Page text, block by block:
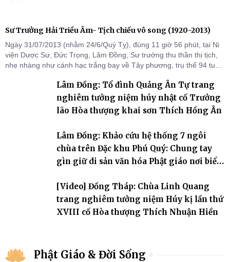
Sư Trưởng Hải Triều Âm- Tịch chiếu vô song (1920-2013)
Ngày 31/07/2013 (nhằm 24/6/Quý Tỵ), đúng 11 giờ 56 phút, tại Ni
viện Dược Sư, Đức Trọng, Lâm Đồng, Sư trưởng thu thần thị tịch,
nhẹ nhàng như cánh hạc trắng bay về Tây phương, trụ thế 94 tuổi
Lâm Đồng: Tổ đình Quảng Ân Tự trang
nghiêm tưởng niệm húy nhật cố Trưởng
lão Hòa thượng khai sơn Thích Hồng Ân
Lâm Đồng: Khảo cứu hệ thống 7 ngôi
chùa trên Đặc khu Phú Quý: Chung tay
gìn giữ di sản văn hóa Phật giáo nơi biển
[Video] Đồng Tháp: Chùa Linh Quang
trang nghiêm tưởng niệm Húy kị lần thứ
XVIII cố Hòa thượng Thích Nhuận Hiền
Phật Giáo & Đời Sống